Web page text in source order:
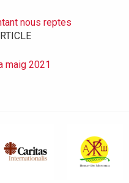
nous reptes
maig 2021